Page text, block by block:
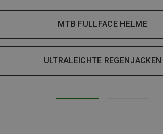
MTB FULLFACE HELME
ULTRALEICHTE REGENJACKEN